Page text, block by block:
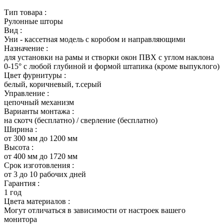
Тип товара :
Рулонные шторы
Вид :
Уни - кассетная модель с коробом и направляющими
Назначение :
для установки на рамы и створки окон ПВХ с углом наклона
0-15° с любой глубиной и формой штапика (кроме выпуклого)
Цвет фурнитуры :
белый, коричневый, т.серый
Управление :
цепочный механизм
Варианты монтажа :
на скотч (бесплатно) / сверление (бесплатно)
Ширина :
от 300 мм до 1200 мм
Высота :
от 400 мм до 1720 мм
Срок изготовления :
от 3 до 10 рабочих дней
Гарантия :
1 год
Цвета материалов :
Могут отличаться в зависимости от настроек вашего
монитора